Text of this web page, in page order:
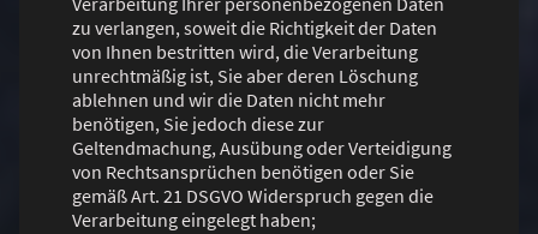
zu verlangen, soweit die Richtigkeit der Daten
von Ihnen bestritten wird, die Verarbeitung
unrechtmäßig ist, Sie aber deren Löschung
ablehnen und wir die Daten nicht mehr
benötigen, Sie jedoch diese zur
Geltendmachung, Ausübung oder Verteidigung
von Rechtsansprüchen benötigen oder Sie
gemäß Art. 21 DSGVO Widerspruch gegen die
Verarbeitung eingelegt haben;